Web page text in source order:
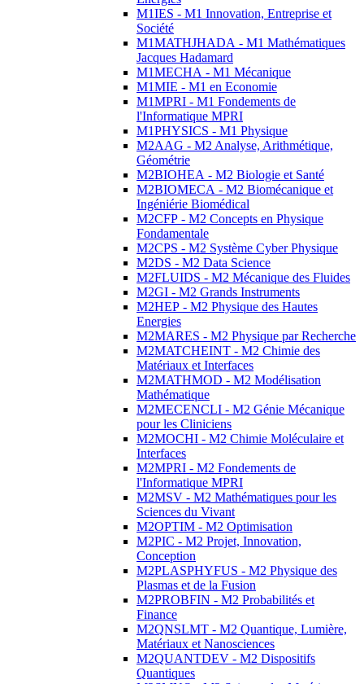
M1IES - M1 Innovation, Entreprise et
Société
M1MATHJHADA - M1 Mathématiques
Jacques Hadamard
M1MECHA - M1 Mécanique
M1MIE - M1 en Economie
M1MPRI - M1 Fondements de
l'Informatique MPRI
M1PHYSICS - M1 Physique
M2AAG - M2 Analyse, Arithmétique,
Géométrie
M2BIOHEA - M2 Biologie et Santé
M2BIOMECA - M2 Biomécanique et
Ingéniérie Biomédical
M2CFP - M2 Concepts en Physique
Fondamentale
M2CPS - M2 Système Cyber Physique
M2DS - M2 Data Science
M2FLUIDS - M2 Mécanique des Fluides
M2GI - M2 Grands Instruments
M2HEP - M2 Physique des Hautes
Energies
M2MARES - M2 Physique par Recherche
M2MATCHEINT - M2 Chimie des
Matériaux et Interfaces
M2MATHMOD - M2 Modélisation
Mathématique
M2MECENCLI - M2 Génie Mécanique
pour les Cliniciens
M2MOCHI - M2 Chimie Moléculaire et
Interfaces
M2MPRI - M2 Fondements de
l'Informatique MPRI
M2MSV - M2 Mathématiques pour les
Sciences du Vivant
M2OPTIM - M2 Optimisation
M2PIC - M2 Projet, Innovation,
Conception
M2PLASPHYFUS - M2 Physique des
Plasmas et de la Fusion
M2PROBFIN - M2 Probabilités et
Finance
M2QNSLMT - M2 Quantique, Lumière,
Matériaux et Nanosciences
M2QUANTDEV - M2 Dispositifs
Quantiques